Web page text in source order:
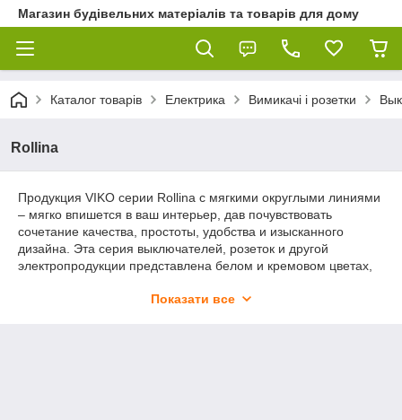
Магазин будівельних матеріалів та товарів для дому
Каталог товарів Електрика Вимикачі і розетки
Rollina
Продукция VIKO серии Rollina с мягкими округлыми линиями
– мягко впишется в ваш интерьер, дав почувствовать
сочетание качества, простоты, удобства и изысканного
дизайна. Эта серия выключателей, розеток и другой
электропродукции представлена белом и кремовом цветах,
Показати все